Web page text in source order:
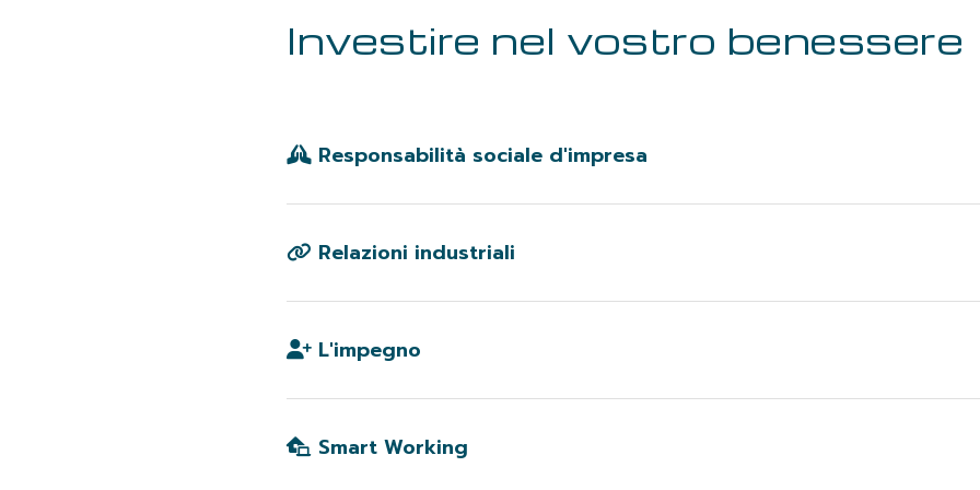
Investire nel vostro benessere
Responsabilità sociale d'impresa
benessere dei singoli e della comunità.
Relazioni industriali
costante, sempre aperto al cambiamento.
L'impegno
ambiente dinamico e partecipativo.
Smart Working